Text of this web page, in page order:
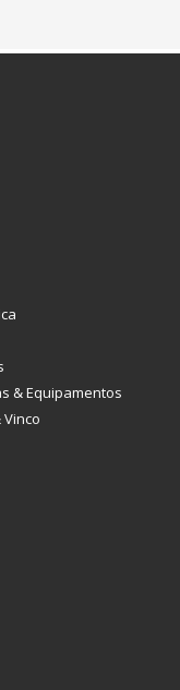
& Equipamentos
Vinco